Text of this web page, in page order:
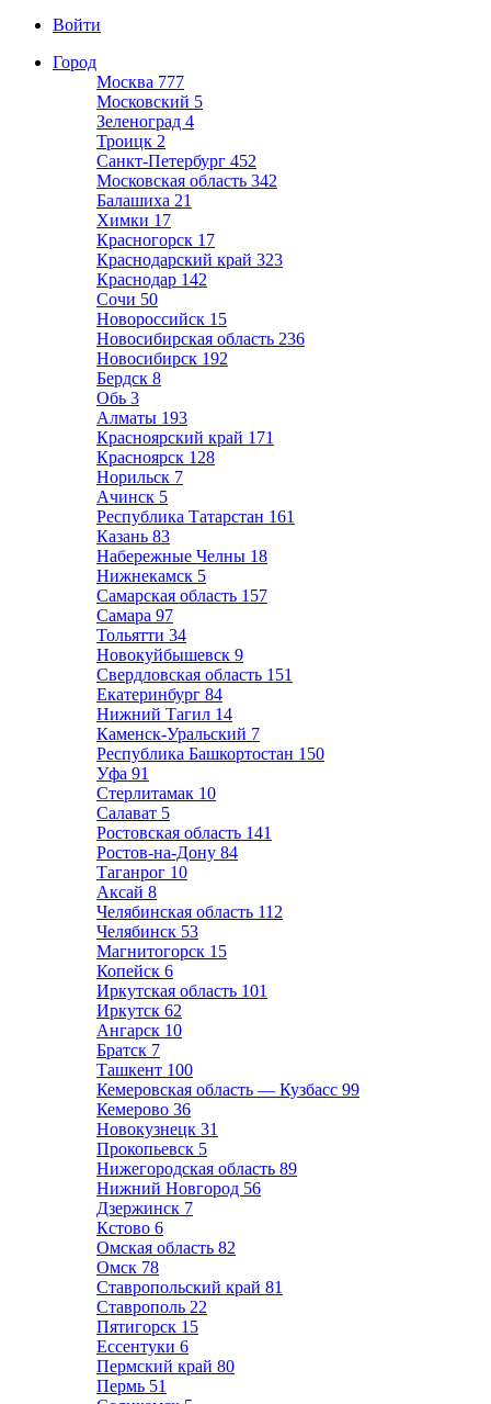
Войти
Город
Москва 777
Московский 5
Зеленоград 4
Троицк 2
Санкт-Петербург 452
Московская область 342
Балашиха 21
Химки 17
Красногорск 17
Краснодарский край 323
Краснодар 142
Сочи 50
Новороссийск 15
Новосибирская область 236
Новосибирск 192
Бердск 8
Обь 3
Алматы 193
Красноярский край 171
Красноярск 128
Норильск 7
Ачинск 5
Республика Татарстан 161
Казань 83
Набережные Челны 18
Нижнекамск 5
Самарская область 157
Самара 97
Тольятти 34
Новокуйбышевск 9
Свердловская область 151
Екатеринбург 84
Нижний Тагил 14
Каменск-Уральский 7
Республика Башкортостан 150
Уфа 91
Стерлитамак 10
Салават 5
Ростовская область 141
Ростов-на-Дону 84
Таганрог 10
Аксай 8
Челябинская область 112
Челябинск 53
Магнитогорск 15
Копейск 6
Иркутская область 101
Иркутск 62
Ангарск 10
Братск 7
Ташкент 100
Кемеровская область — Кузбасс 99
Кемерово 36
Новокузнецк 31
Прокопьевск 5
Нижегородская область 89
Нижний Новгород 56
Дзержинск 7
Кстово 6
Омская область 82
Омск 78
Ставропольский край 81
Ставрополь 22
Пятигорск 15
Ессентуки 6
Пермский край 80
Пермь 51